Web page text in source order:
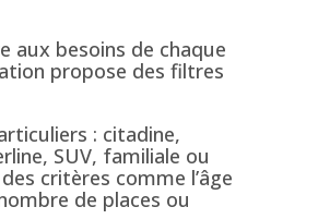
aux besoins de chaque
propose des filtres
: citadine,
SUV, familiale ou
critères comme l’âge
de places ou